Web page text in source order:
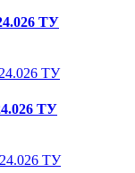
ТУ
ТУ